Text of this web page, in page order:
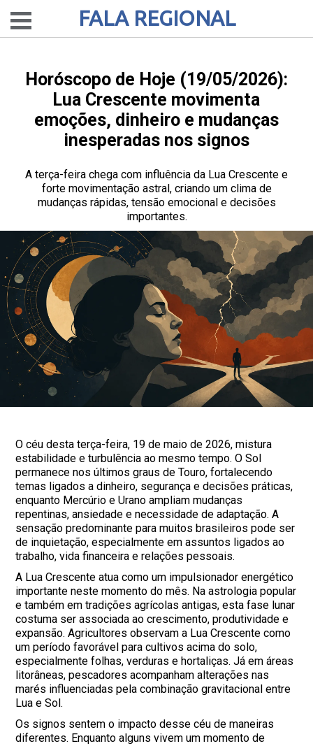
FALA REGIONAL
Horóscopo de Hoje (19/05/2026):
Lua Crescente movimenta
emoções, dinheiro e mudanças
inesperadas nos signos
A terça-feira chega com influência da Lua Crescente e
forte movimentação astral, criando um clima de
mudanças rápidas, tensão emocional e decisões
importantes.
O céu desta terça-feira, 19 de maio de 2026, mistura
estabilidade e turbulência ao mesmo tempo. O Sol
permanece nos últimos graus de Touro, fortalecendo
temas ligados a dinheiro, segurança e decisões práticas,
enquanto Mercúrio e Urano ampliam mudanças
repentinas, ansiedade e necessidade de adaptação. A
sensação predominante para muitos brasileiros pode ser
de inquietação, especialmente em assuntos ligados ao
trabalho, vida financeira e relações pessoais.
A Lua Crescente atua como um impulsionador energético
importante neste momento do mês. Na astrologia popular
e também em tradições agrícolas antigas, esta fase lunar
costuma ser associada ao crescimento, produtividade e
expansão. Agricultores observam a Lua Crescente como
um período favorável para cultivos acima do solo,
especialmente folhas, verduras e hortaliças. Já em áreas
litorâneas, pescadores acompanham alterações nas
marés influenciadas pela combinação gravitacional entre
Lua e Sol.
Os signos sentem o impacto desse céu de maneiras
diferentes. Enquanto alguns vivem um momento de